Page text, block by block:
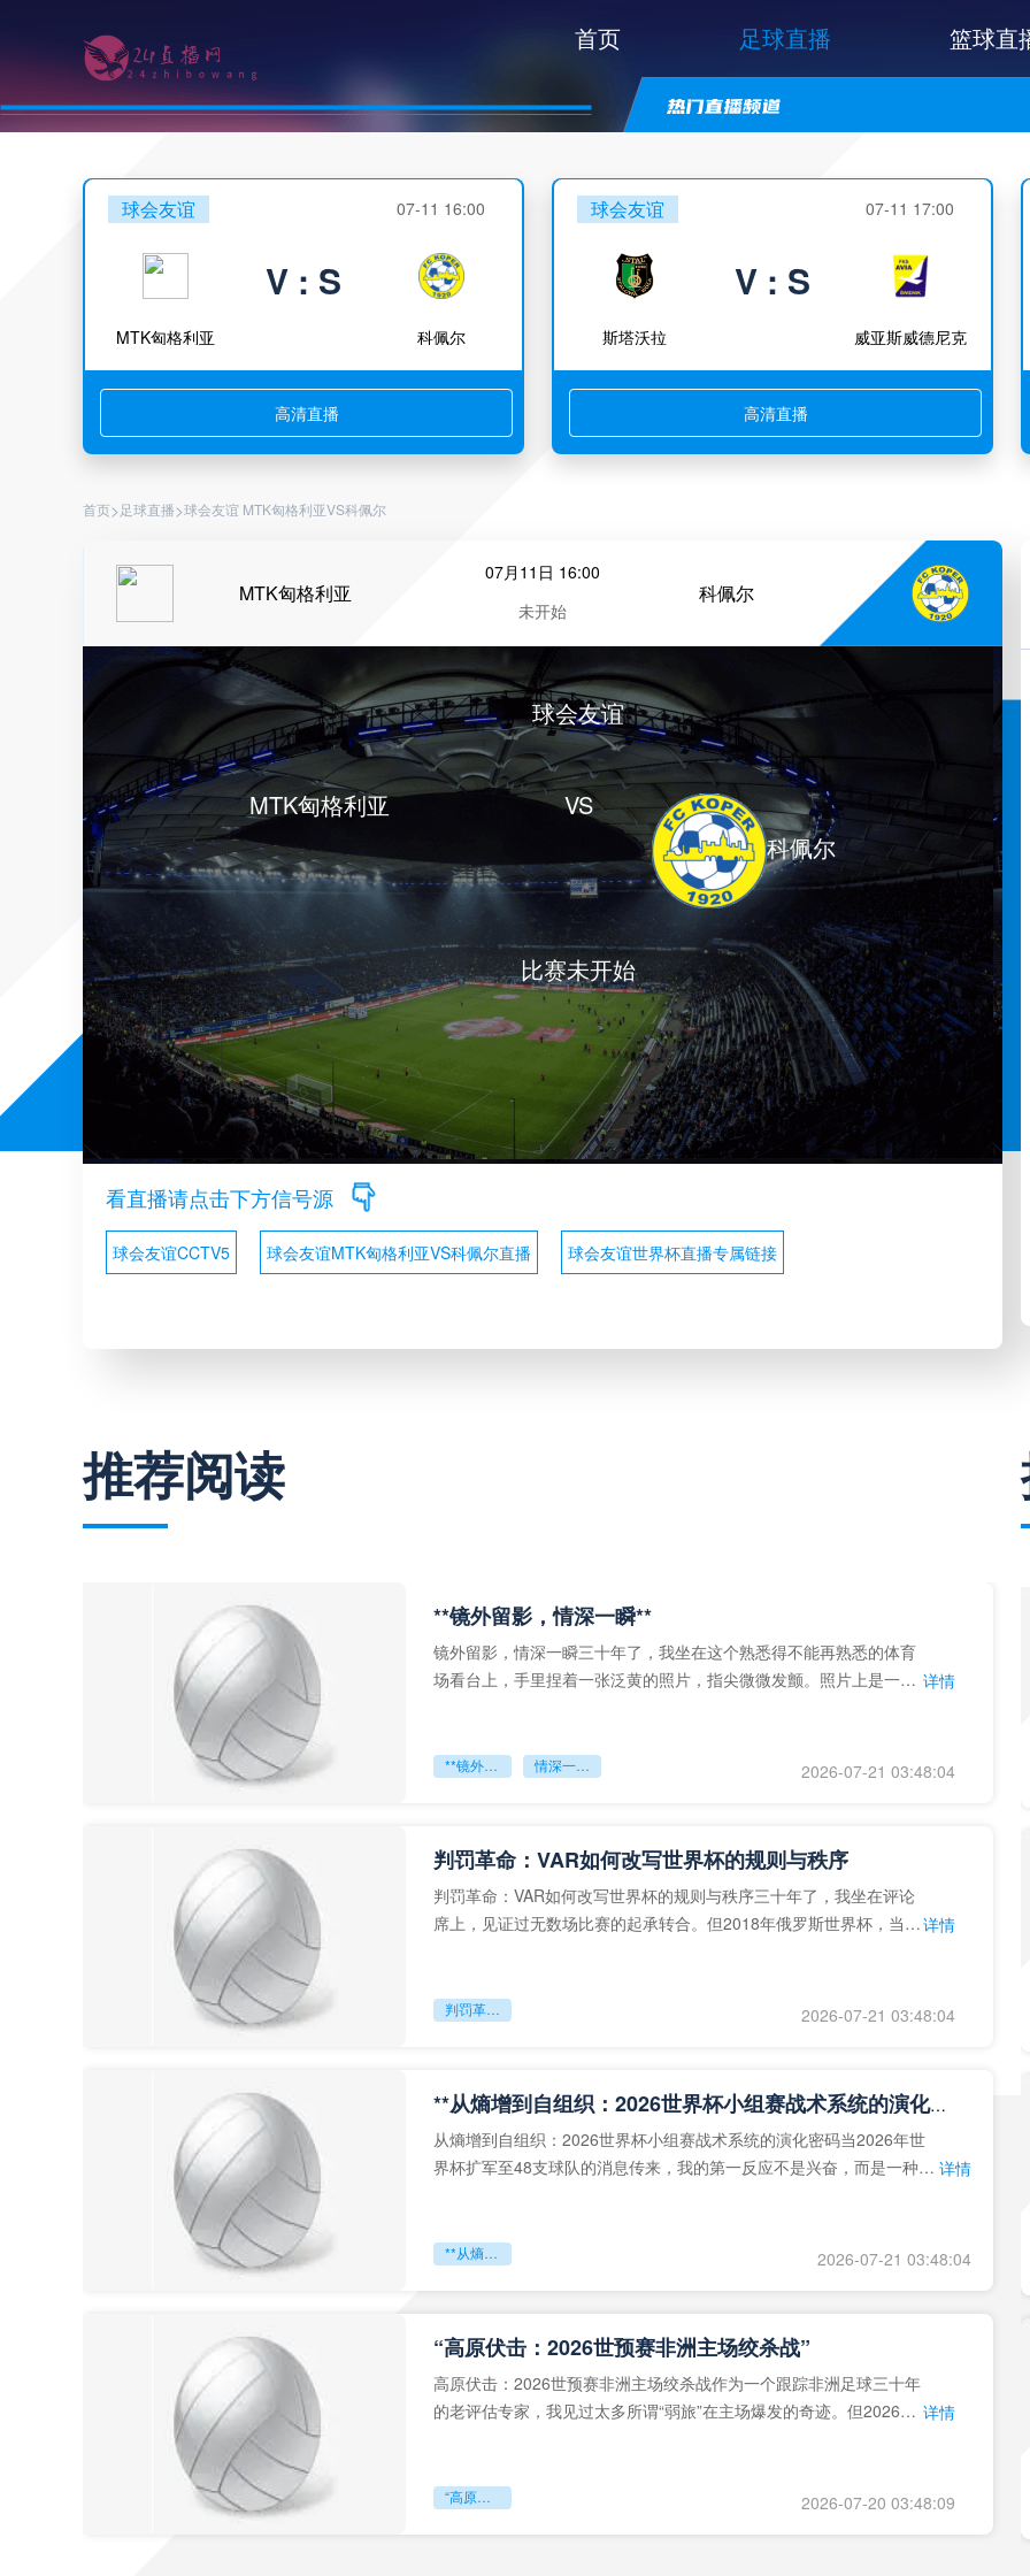
首页 足球直播 篮球直
球会友谊 07-11 16:00
MTK匈格利亚
V : S
科佩尔
高清直播
球会友谊 07-11 17:00
斯塔沃拉
V : S
威亚斯威德尼克
高清直播
首页> 足球直播>球会友谊 MTK匈格利亚VS科佩尔
MTK匈格利亚
07月11日 16:00
未开始
科佩尔
MTK匈格利亚
球会友谊
VS
比赛未开始
科佩尔
看直播请点击下方信号源
球会友谊CCTV5 球会友谊MTK匈格利亚VS科佩尔直播 球会友谊世界杯直播专属链接
推荐阅读
**镜外留影，情深一瞬**
镜外留影，情深一瞬三十年了，我坐在这个熟悉得不能再熟悉的体育
场看台上，手里捏着一张泛黄的照片，指尖微微发颤。照片上是一个 详情
**镜外留影 情深一瞬** 2026-07-21 03:48:04
判罚革命：VAR如何改写世界杯的规则与秩序
判罚革命：VAR如何改写世界杯的规则与秩序三十年了，我坐在评论
席上，见证过无数场比赛的起承转合。但2018年俄罗斯世界杯，当
详情
判罚革命：VAR如何改写世界杯的规则与秩序 2026-07-21 03:48:04
**从熵增到自组织：2026世界杯小组赛战术系统的演化密码**
从熵增到自组织：2026世界杯小组赛战术系统的演化密码当2026年世
界杯扩军至48支球队的消息传来，我的第一反应不是兴奋，而是一种深 详情
**从熵增到自组织：2026世界杯小组赛战术系统的演化密码** 2026-07-21 03:48:04
“高原伏击：2026世预赛非洲主场绞杀战”
高原伏击：2026世预赛非洲主场绞杀战作为一个跟踪非洲足球三十年
的老评估专家，我见过太多所谓“弱旅”在主场爆发的奇迹。但2026年 详情
“高原伏击：2026世预赛非洲主场绞杀战” 2026-07-20 03:48:09